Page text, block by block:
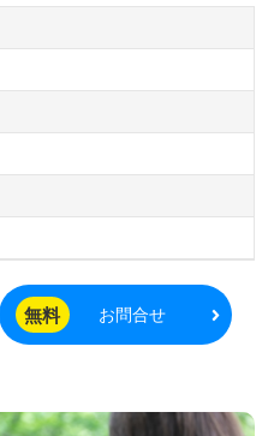
人探しは【ウィルオブ介
検討の方も遠慮なく＊
望に応じてお問い合わせ/ご
紹介、年収交渉など完全無
。＜非公開求人も取扱い
に転職活動！お問い合わ
無料 お問合せ